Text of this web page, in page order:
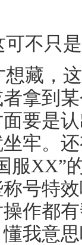
不只
藏，
拿到
要是
牢。
服XX”
号特
作都
我意